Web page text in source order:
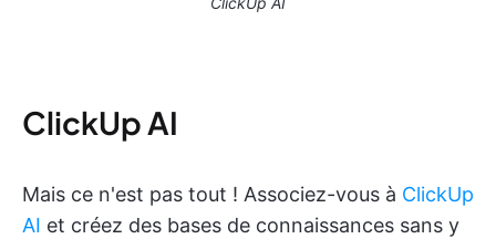
ClickUp AI
Mais ce n'est pas tout ! Associez-vous à ClickUp
AI et créez des bases de connaissances sans y